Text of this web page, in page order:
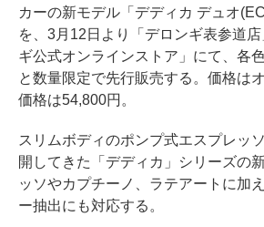
カーの新モデル「デディカ デュオ
を、3月12日より「デロンギ表参道
ギ公式オンラインストア」にて、各
と数量限定で先行販売する。価格は
価格は54,800円。
スリムボディのポンプ式エスプレッ
開してきた「デディカ」シリーズの
ッソやカプチーノ、ラテアートに加
ー抽出にも対応する。